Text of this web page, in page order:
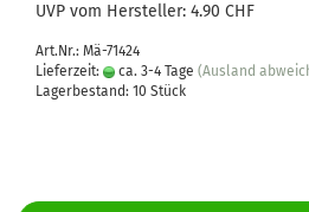
UVP vom Hersteller: 4.90 CHF
Art.Nr.: Mä-71424
Lieferzeit:
ca. 3-4 Tage (Ausland
Lagerbestand: 10 Stück